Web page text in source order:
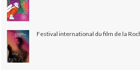
Festival international du film de la